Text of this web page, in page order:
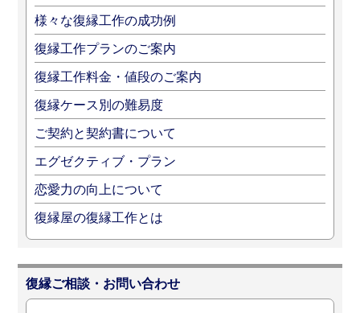
様々な復縁工作の成功例
復縁工作プランのご案内
復縁工作料金・値段のご案内
復縁ケース別の難易度
ご契約と契約書について
エグゼクティブ・プラン
恋愛力の向上について
復縁屋の復縁工作とは
復縁ご相談・お問い合わせ